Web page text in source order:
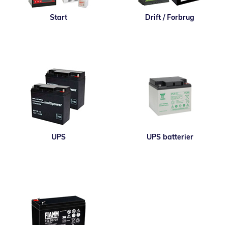
Start Drift / Forbrug
UPS UPS batterier